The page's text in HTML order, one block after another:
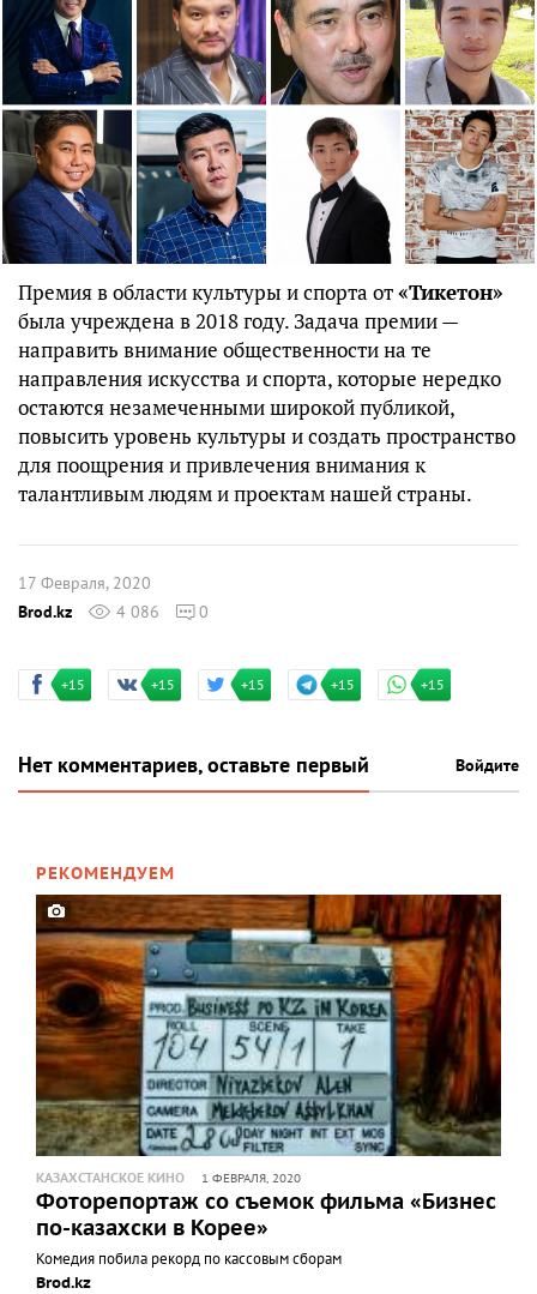
Премия в области культуры и спорта от«Тикетон»
была учреждена в 2018 году. Задача премии —
направить внимание общественности на те
направления искусства и спорта, которые нередко
остаются незамеченными широкой публикой,
повысить уровень культуры и создать пространство
для поощрения и привлечения внимания к
талантливым людям и проектам нашей страны.
17 Февраля, 2020
Brod.kz
4 086 0
+15 +15 +15 +15 +15
Нет комментариев, оставьте первый Войдите
РЕКОМЕНДУЕМ
КАЗАХСТАНСКОЕ КИНО 1 ФЕВРАЛЯ, 2020
Фоторепортаж со съемок фильма «Бизнес
по-казахски в Корее»
Комедия побила рекорд по кассовым сборам
Brod.kz